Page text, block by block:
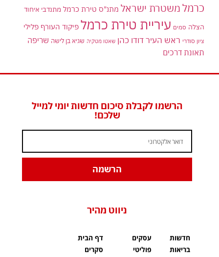
כרמלמשטרת ישראל מתנ"ס טירת כרמל מתנדבי איחוד
הצלה סמים עיריית טירת כרמל פיקוד העורף פלילי
ציון סודרי ראש העיר דודו כהן שאטו מטקיה שגיא בן לישה שריפה
תאונת דרכים
הרשמו לקבלת סיכום חדשות יומי למייל
שלכם!
הרשמה
ניווט מהיר
חדשות
בריאות
עסקים
פוליטי
דף הבית
סקרים